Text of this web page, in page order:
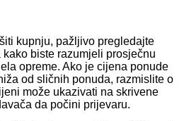
kupnju, pažljivo pregledajte
biste razumjeli prosječnu
opreme. Ako je cijena ponude
od sličnih ponuda, razmislite o
može ukazivati ​​na skrivene
da počini prijevaru.